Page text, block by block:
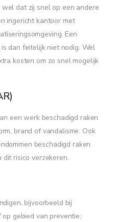
dat zij snel op een andere
ingericht kantoor met
Een
dan feitelijk niet nodig. Wel
kosten om zo snel mogelijk
een werk beschadigd raken
brand of vandalisme. Ook
beschadigd raken.
dit risico verzekeren.
bijvoorbeeld bij
gebied van preventie;